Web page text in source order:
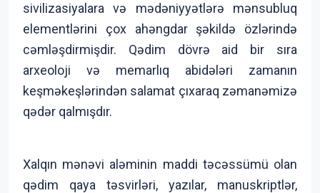
sivilizasiyalara və mədəniyyətlərə mənsubluq
elementlərini çox ahəngdar şəkildə özlərində
cəmləşdirmişdir. Qədim dövrə aid bir sıra
arxeoloji və memarlıq abidələri zamanın
keşməkeşlərindən salamat çıxaraq zəmanəmizə
qədər qalmışdır.
Xalqın mənəvi aləminin maddi təcəssümü olan
qədim qaya təsvirləri, yazılar, manuskriptlər,